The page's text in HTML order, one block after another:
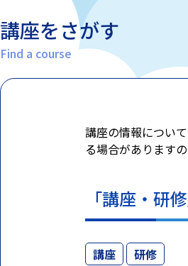
講座をさがす
Find a course
講座の情報につい
る場合があります
「講座・研
講座
研修